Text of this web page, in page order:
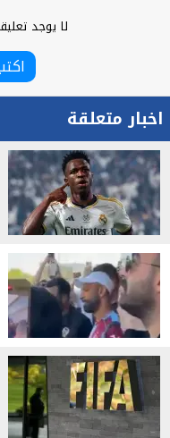
لا يوجد
اخبار متعلقة